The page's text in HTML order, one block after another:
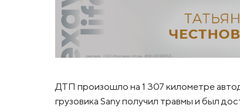
ДТП произошло на 1 307 километре
грузовика Sany получил травмы и был